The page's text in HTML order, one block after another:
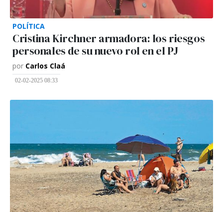
POLÍTICA
Cristina Kirchner armadora: los riesgos
personales de su nuevo rol en el PJ
por Carlos Claá
02-02-2025 08:33